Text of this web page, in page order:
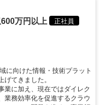
万円以上
正社員
に向けた情報・技術プラット
てきました。
業に加え、現在ではダイレク
業務効率化を促進するクラウ